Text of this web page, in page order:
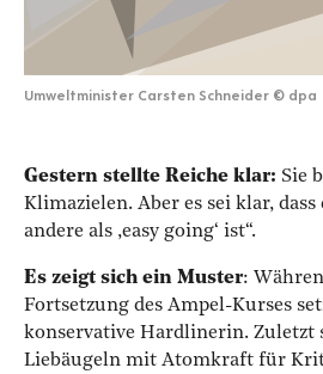
Umweltminister Carsten Schneider © dpa
Gestern stellte Reiche klar: Sie
Klimazielen. Aber es sei klar, dass
andere als ,easy going‘ ist“.
Es zeigt sich ein Muster:
Fortsetzung des Ampel-Kurses
konservative Hardlinerin. Zuletzt
Liebäugeln mit Atomkraft für